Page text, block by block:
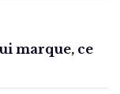
marque, ce